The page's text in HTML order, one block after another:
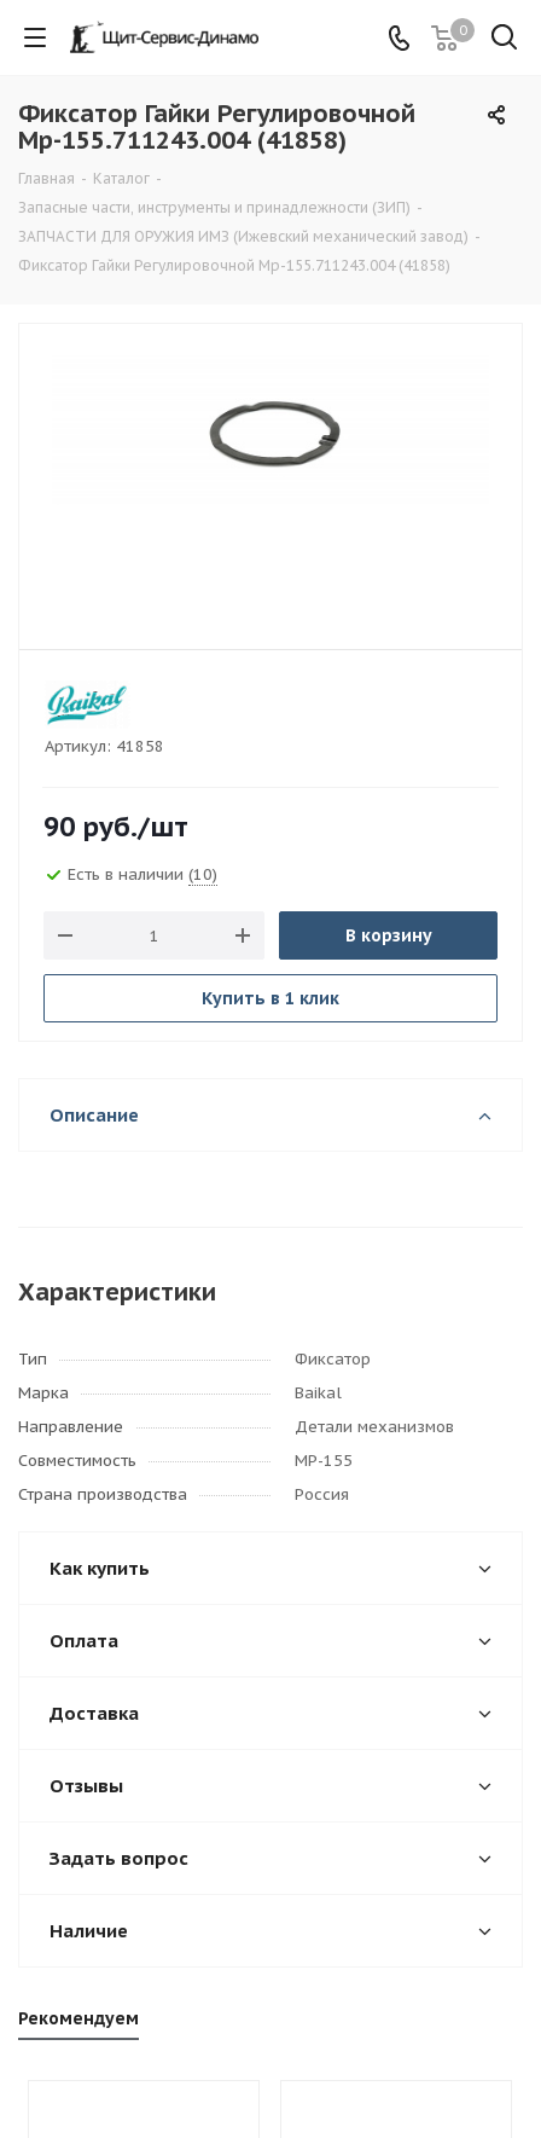
0
Фиксатор Гайки Регулировочной
Мр-155.711243.004 (41858)
Главная - Каталог -
Запасные части, инструменты и принадлежности (ЗИП) -
ЗАПЧАСТИ ДЛЯ ОРУЖИЯ ИМЗ (Ижевский механический завод) -
Фиксатор Гайки Регулировочной Мр-155.711243.004 (41858)
Артикул: 41858
90 руб./шт
Есть в наличии (10)
В корзину
Купить в 1 клик
Описание
Характеристики
Тип
Фиксатор
Марка
Baikal
Направление
Детали механизмов
Совместимость
МР-155
Страна производства
Россия
Как купить
Оплата
Доставка
Отзывы
Задать вопрос
Наличие
Рекомендуем